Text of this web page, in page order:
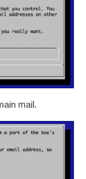
mail.